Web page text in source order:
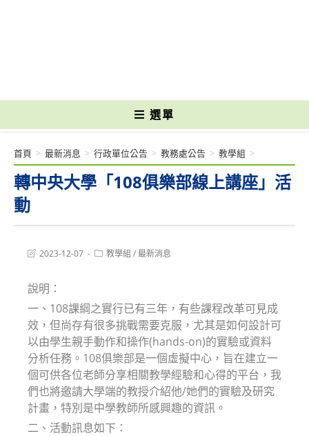
選單
轉中央大學「108俱樂部線上講座」活
動
首頁 > 最新消息 > 行政單位公告 > 教務處公告 > 教學組 >
Post2023-12-07
Post教學組 /最新消息
說明：
一、108課綱之實行已有三年，有些課程改革可見成
效，但尚存有很多挑戰需要克服，尤其是如何設計可
以由學生親手動作和操作(hands-on)的實驗或資料
分析任務。108俱樂部是一個虛擬中心，旨在建立一
個可供各位老師分享相關教學經驗和心得的平台，我
們也將邀請大學端的教授介紹他/她們的實驗及研究
計畫，特別是中學教師所感興趣的資訊。
二、活動訊息如下：